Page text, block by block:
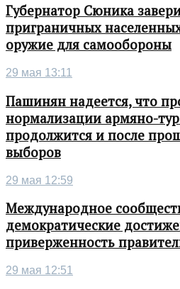
Губернатор Сюника
приграничных
оружие для самообороны
29 мая 13:11
Пашинян надеется, что
нормализации армяно-
продолжится и после
выборов
29 мая 12:59
Международное
демократические
приверженность
29 мая 12:51